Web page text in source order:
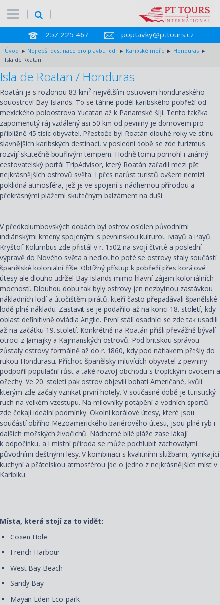
257 225 467 poptavky@pttours.cz
Úvod Nejlepší destinace pro plavbu lodí Karibské moře
Honduras
Isla de Roatan
Isla de Roatan / Honduras
Roatán je s rozlohou 83 km2 největším ostrovem honduraského
souostroví Bay Islands. To se táhne podél karibského pobřeží od
mexického poloostrova Yucatan až k Panamské šíji. Tento takřka
zapomenutý ráj vzdálený asi 50 km od pevniny je domovem pro
přibližně 45 tisíc obyvatel. Přestože byl Roatán dlouhé roky ve stínu
slavnějších karibských destinací, v poslední době se zde turizmus
rozvíjí skutečně bouřlivým tempem. Hodně tomu pomohl i známý
cestovatelský portál TripAdvisor, který Roatán zařadil mezi pět
nejkrásnějších ostrovů světa. I přes narůst turistů ovšem nemizí
poklidná atmosféra, jež je ve spojení s nádhernou přírodou a
překrásnými plážemi skutečným balzámem na duši.
V předkolumbovských dobách byl ostrov osídlen původními
indiánskými kmeny spojenými s pevninskou kulturou Mayů a Payů.
Kryštof Kolumbus zde přistál v r. 1502 na svojí čtvrté a poslední
výpravě do Nového světa a nedlouho poté se ostrovy staly součástí
španělské koloniální říše. Obtížný přístup k pobřeží přes korálové
útesy ale dlouho udržel Bay Islands mimo hlavní zájem koloniálních
mocností. Dlouhou dobu tak byly ostrovy jen nezbytnou zastávkou
nákladních lodí a útočištěm pirátů, kteří často přepadávali španělské
lodě plné nákladu. Zastavit se je podařilo až na konci 18. století, kdy
oblast definitivně ovládla Anglie. První stálí osadníci se zde tak usadili
až na začátku 19. století. Konkrétně na Roatán přišli převážně bývalí
otroci z Jamajky a Kajmanských ostrovů. Pod britskou správou
zůstaly ostrovy formálně až do r. 1860, kdy pod nátlakem přešly do
rukou Hondurasu. Příchod španělsky mluvících obyvatel z pevniny
podpořil populační růst a také rozvoj obchodu s tropickým ovocem a
ořechy. Ve 20. století pak ostrov objevili bohatí Američané, kvůli
kterým zde začaly vznikat první hotely. V současné době je turistický
ruch na velkém vzestupu. Na milovníky potápění a vodních sportů
zde čekají ideální podmínky. Okolní korálové útesy, které jsou
součástí obřího Mezoamerického bariérového útesu, jsou plné ryb i
dalších mořských živočichů. Nádherné bílé pláže zase lákají
k odpočinku, a i místní příroda se může pochlubit zachovalými
původními deštnými lesy. V kombinaci s kvalitními službami, vynikající
kuchyní a přátelskou atmosférou jde o jedno z nejkrásnějších míst v
Karibiku.
Místa, která stojí za to vidět:
Coxen Hole
French Harbour
West Bay Beach
Sandy Bay
Mayan Eden Eco-park